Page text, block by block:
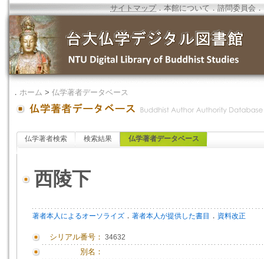
サイトマップ．本館について ．諮問委員会 ．
． ホーム > 仏学著者データベース
仏学著者検索 検索結果 仏学著者データベース
西陵下
著者本人によるオーソライズ ． 著者本人が提供した書目 ． 資料改正
シリアル番号： 34632
別名：